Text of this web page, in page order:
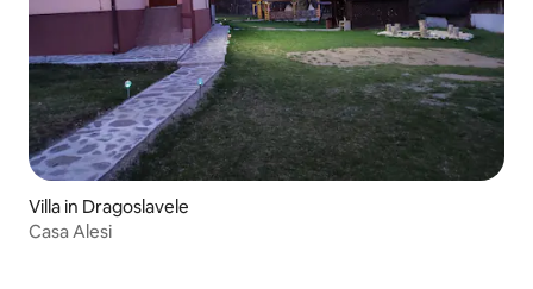
Villa in Dragoslavele
Casa Alesi